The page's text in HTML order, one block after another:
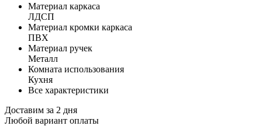
Материал каркаса
ЛДСП
Материал кромки каркаса
ПВХ
Материал ручек
Металл
Комната использования
Кухня
Все характеристики
Доставим за 2 дня
Любой вариант оплаты